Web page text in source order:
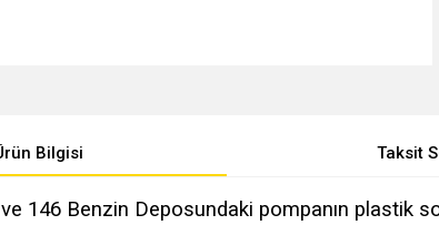
Bilgisi Taksit
146 Benzin Deposundaki pompanın plastik